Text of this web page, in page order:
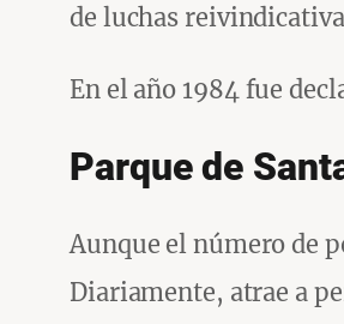
de luchas
En el año 1984 fue
Parque de
Aunque el número de
Diariamente, atrae a